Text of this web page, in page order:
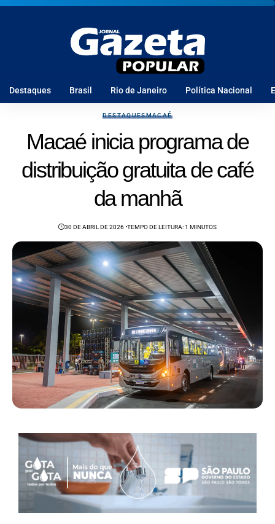
Destaques Brasil Rio de Janeiro Política Nacional
DESTAQUESMACAÉ
Macaé inicia programa de
distribuição gratuita de café
da manhã
30 DE ABRIL DE 2026 TEMPO DE LEITURA: 1 MINUTOS